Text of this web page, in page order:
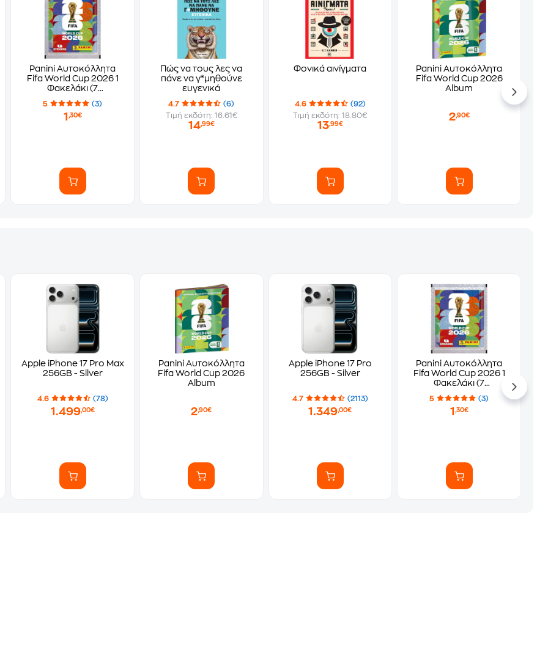
Panini Αυτοκόλλητα
Fifa World Cup 2026 1
Φακελάκι (7
Αυτοκόλλητα)
5 (3)
1 ,30€
Πώς να τους λες να
πάνε να γ*μηθούνε
ευγενικά
4.7
(6)
Τιμή εκδότη: 16.61€
14,99€
Φονικά αινίγματα
4.6
(92)
Τιμή εκδότη: 18.80€
13,99€
Panini Αυτοκόλλητα
Fifa World Cup 2026
Album
2,90€
Apple iPhone 17 Pro Max
256GB - Silver
4.6 (78)
1.499,00€
Panini Αυτοκόλλητα
Fifa World Cup 2026
Album
2,90€
Apple iPhone 17 Pro
256GB - Silver
4.7 (2113)
1.349,00€
Panini Αυτοκόλλητα
Fifa World Cup 2026 1
Φακελάκι (7
Αυτοκόλλητα)
5 (3)
1 ,30€